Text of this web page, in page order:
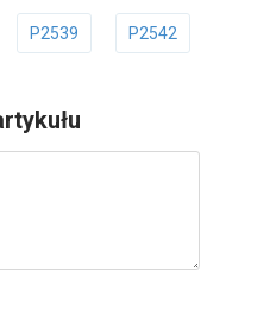
P2539 P2542